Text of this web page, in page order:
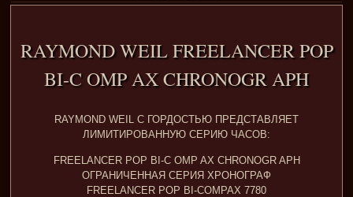
RAYMOND WEIL FREELANCER POP
BI-C OMP AX CHRONOGR APH
RAYMOND WEIL С ГОРДОСТЬЮ ПРЕДСТАВЛЯЕТ
ЛИМИТИРОВАННУЮ СЕРИЮ ЧАСОВ:
FREELANCER POP BI-C OMP AX CHRONOGR APH
ОГРАНИЧЕННАЯ СЕРИЯ ХРОНОГРАФ
FREELANCER POP BI-COMPAX 7780